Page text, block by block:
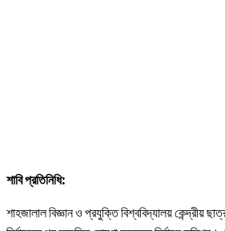
শাবি প্রতিনিধি:
শাহজালাল বিজ্ঞান ও প্রযুক্তি বিশ্ববিদ্যালয় কেন্দ্রীয়